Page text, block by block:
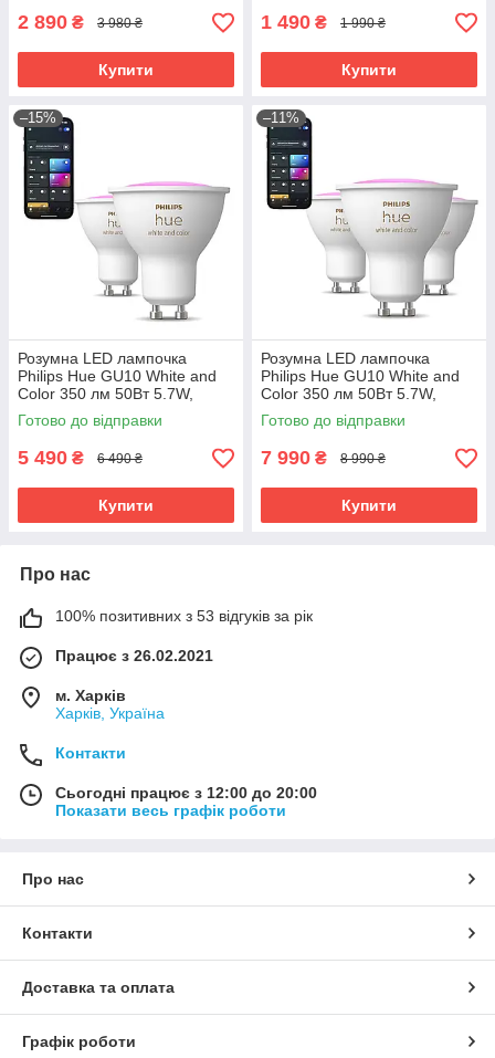
2 890 ₴ 3 980 ₴
Купити
1 490 ₴ 1 990 ₴
Купити
–15%
Розумна LED лампочка
Philips Hue GU10 White and
Color 350 лм 50Вт 5.7W,
ZigBee, Bluetooth, Apple
HomeKit, 2 шт.
Готово до відправки
5 490 ₴ 6 490 ₴
Купити
–11%
Розумна LED лампочка
Philips Hue GU10 White and
Color 350 лм 50Вт 5.7W,
ZigBee, Bluetooth, Apple
HomeKit, 3 шт.
Готово до відправки
7 990 ₴ 8 990 ₴
Купити
Про нас
100% позитивних з 53 відгуків за рік
Працює з 26.02.2021
м. Харків
Харків, Україна
Контакти
Сьогодні працює з 12:00 до 20:00
Показати весь графік роботи
Про нас
Контакти
Доставка та оплата
Графік роботи